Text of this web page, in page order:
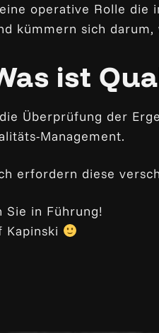
operative Rolle die
kümmern sich
ist
Überprüfung der
Management.
erfordern diese
Sie in Führung!
Kapinski